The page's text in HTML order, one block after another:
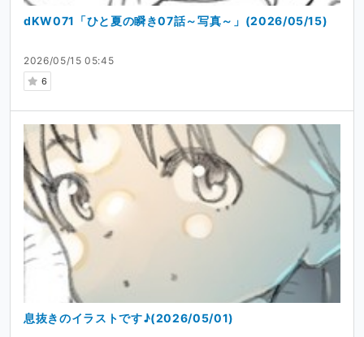
2026/05/15 05:45
6
dKW071「ひと夏の瞬き07話～写真～」(2026/05/15)
息抜きのイラストです♪(2026/05/01)